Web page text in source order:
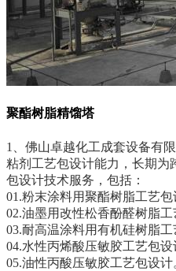
聚酯树脂精馏塔
1、佛山卓越化工成套设备有
粘剂工艺包设计能力，长期为
包设计技术服务，包括：
01.粉末涂料用聚酯树脂工艺包
02.油墨用改性松香酚醛树脂工
03.耐高温涂料用有机硅树脂工
04.水性丙烯酸压敏胶工艺包设
05.油性丙酸压敏胶工艺包设计